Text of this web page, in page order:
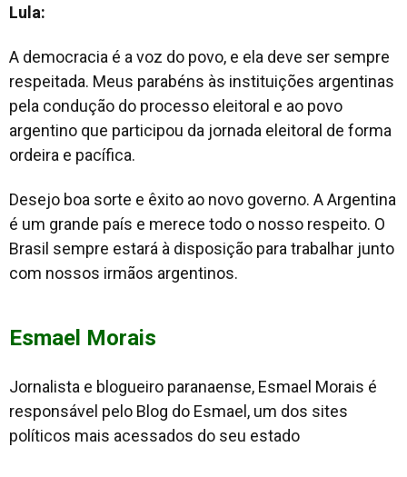
Lula:
A democracia é a voz do povo, e ela deve ser sempre
respeitada. Meus parabéns às instituições argentinas
pela condução do processo eleitoral e ao povo
argentino que participou da jornada eleitoral de forma
ordeira e pacífica.
Desejo boa sorte e êxito ao novo governo. A Argentina
é um grande país e merece todo o nosso respeito. O
Brasil sempre estará à disposição para trabalhar junto
com nossos irmãos argentinos.
Esmael Morais
Jornalista e blogueiro paranaense, Esmael Morais é
responsável pelo Blog do Esmael, um dos sites
políticos mais acessados do seu estado